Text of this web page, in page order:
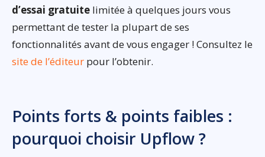
d’essai gratuite limitée à quelques jours vous
permettant de tester la plupart de ses
fonctionnalités avant de vous engager ! Consultez le
site de l’éditeur pour l’obtenir.
Points forts & points faibles :
pourquoi choisir Upflow ?